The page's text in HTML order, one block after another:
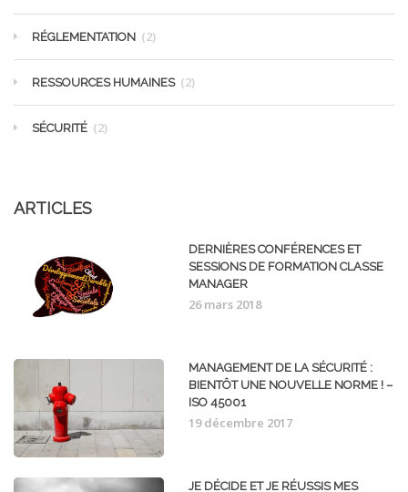
RÉGLEMENTATION (2)
RESSOURCES HUMAINES (2)
SÉCURITÉ (2)
ARTICLES
DERNIÈRES CONFÉRENCES ET
SESSIONS DE FORMATION CLASSE
MANAGER
26 mars 2018
MANAGEMENT DE LA SÉCURITÉ :
BIENTÔT UNE NOUVELLE NORME ! –
ISO 45001
19 décembre 2017
JE DÉCIDE ET JE RÉUSSIS MES